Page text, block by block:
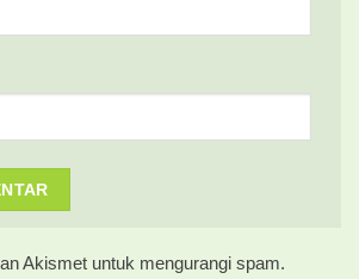
Akismet untuk mengurangi spam.